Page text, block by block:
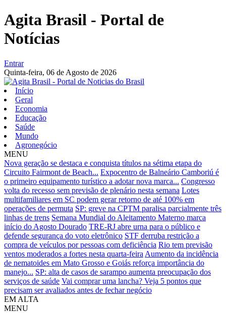
Agita Brasil - Portal de
Notícias
Entrar
Quinta-feira, 06 de Agosto de 2026
Início
Geral
Economia
Educação
Saúde
Mundo
Agronegócio
MENU
Nova geração se destaca e conquista títulos na sétima etapa do
Circuito Fairmont de Beach... Expocentro de Balneário Camboriú é
o primeiro equipamento turístico a adotar nova marca... Congresso
volta do recesso sem previsão de plenário nesta semana Lotes
multifamiliares em SC podem gerar retorno de até 100% em
operações de permuta SP: greve na CPTM paralisa parcialmente três
linhas de trens Semana Mundial do Aleitamento Materno marca
início do Agosto Dourado TRE-RJ abre urna para o público e
defende segurança do voto eletrônico STF derruba restrição a
compra de veículos por pessoas com deficiência Rio tem previsão
ventos moderados a fortes nesta quarta-feira Aumento da incidência
de nematoides em Mato Grosso e Goiás reforça importância do
manejo... SP: alta de casos de sarampo aumenta preocupação dos
serviços de saúde Vai comprar uma lancha? Veja 5 pontos que
precisam ser avaliados antes de fechar negócio
EM ALTA
MENU